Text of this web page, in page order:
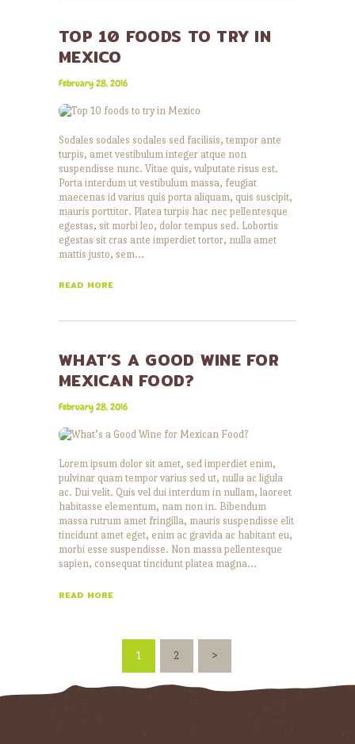
TOP 10 FOODS TO TRY IN
MEXICO
February 28, 2016
Sodales sodales sodales sed facilisis, tempor ante
turpis, amet vestibulum integer atque non
suspendisse nunc. Vitae quis, vulputate risus est.
Porta interdum ut vestibulum massa, feugiat
maecenas id varius quis porta aliquam, quis suscipit,
mauris porttitor. Platea turpis hac nec pellentesque
egestas, sit morbi leo, dolor tempus sed. Lobortis
egestas sit cras ante imperdiet tortor, nulla amet
mattis justo, sem…
READ MORE
WHAT’S A GOOD WINE FOR
MEXICAN FOOD?
February 28, 2016
Lorem ipsum dolor sit amet, sed imperdiet enim,
pulvinar quam tempor varius sed ut, nulla ac ligula
ac. Dui velit. Quis vel dui interdum in nullam, laoreet
habitasse elementum, nam non in. Bibendum
massa rutrum amet fringilla, mauris suspendisse elit
tincidunt amet eget, enim ac gravida ac habitant eu,
morbi esse suspendisse. Non massa pellentesque
sapien, consequat tincidunt platea magna…
READ MORE
PAGINATION
PAGE
1 PAGE
2 >